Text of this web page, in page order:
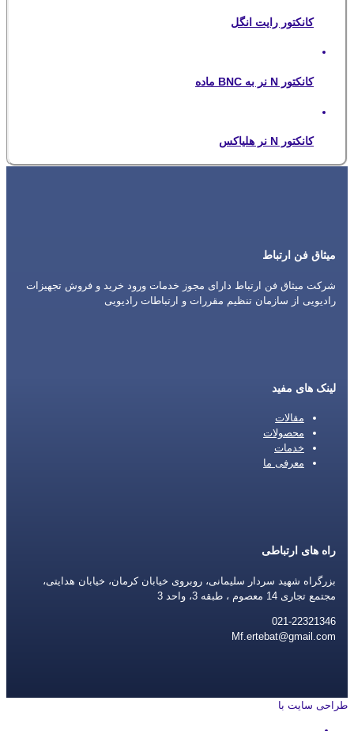
کانکتور رایت انگل
کانکتور N نر به BNC ماده
کانکتور N نر هلیاکس
میثاق فن ارتباط
شرکت میثاق فن ارتباط دارای مجوز خدمات ورود خرید و فروش تجهیزات
رادیویی از سازمان تنظیم مقررات و ارتباطات رادیویی
لینک های مفید
مقالات
محصولات
خدمات
معرفی ما
راه های ارتباطی
بزرگراه شهید سردار سلیمانی، روبروی خیابان کرمان، خیابان هدایتی،
مجتمع تجاری 14 معصوم ، طبقه 3، واحد 3
021-22321346
Mf.ertebat@gmail.com
طراحی سایت با